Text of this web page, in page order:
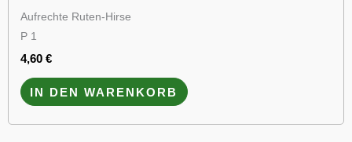
Aufrechte Ruten-Hirse
P 1
4,60 €
IN DEN WARENKORB